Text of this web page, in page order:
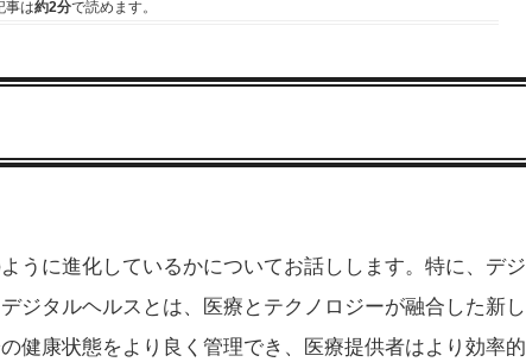
事は約2分で読めます。
うに進化しているかについてお話しします。特に、デジ
ジタルヘルスとは、医療とテクノロジーが融合した新し
健康状態をより良く管理でき、医療提供者はより効率的